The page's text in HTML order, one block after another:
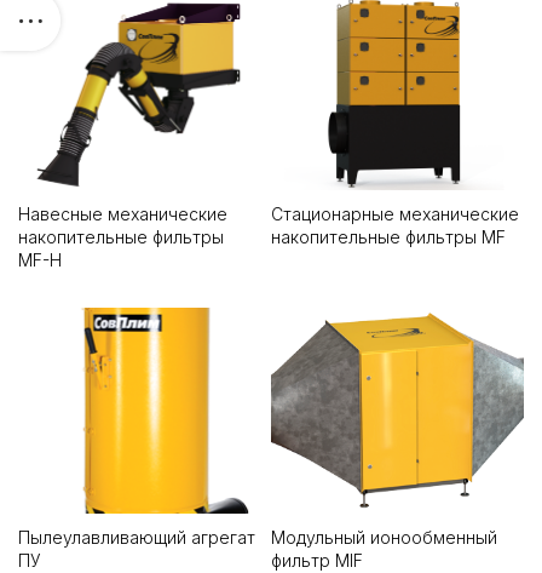
Навесные механические
накопительные фильтры
MF-H
Стационарные механические
накопительные фильтры MF
Пылеулавливающий агрегат
ПУ
Модульный ионообменный
фильтр MIF